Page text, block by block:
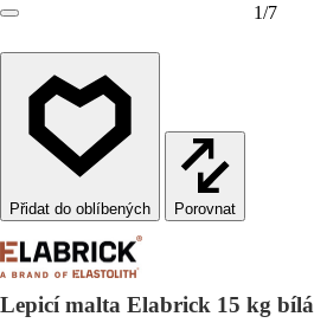
1/7
Porovnat
Lepicí malta Elabrick 15 kg bílá